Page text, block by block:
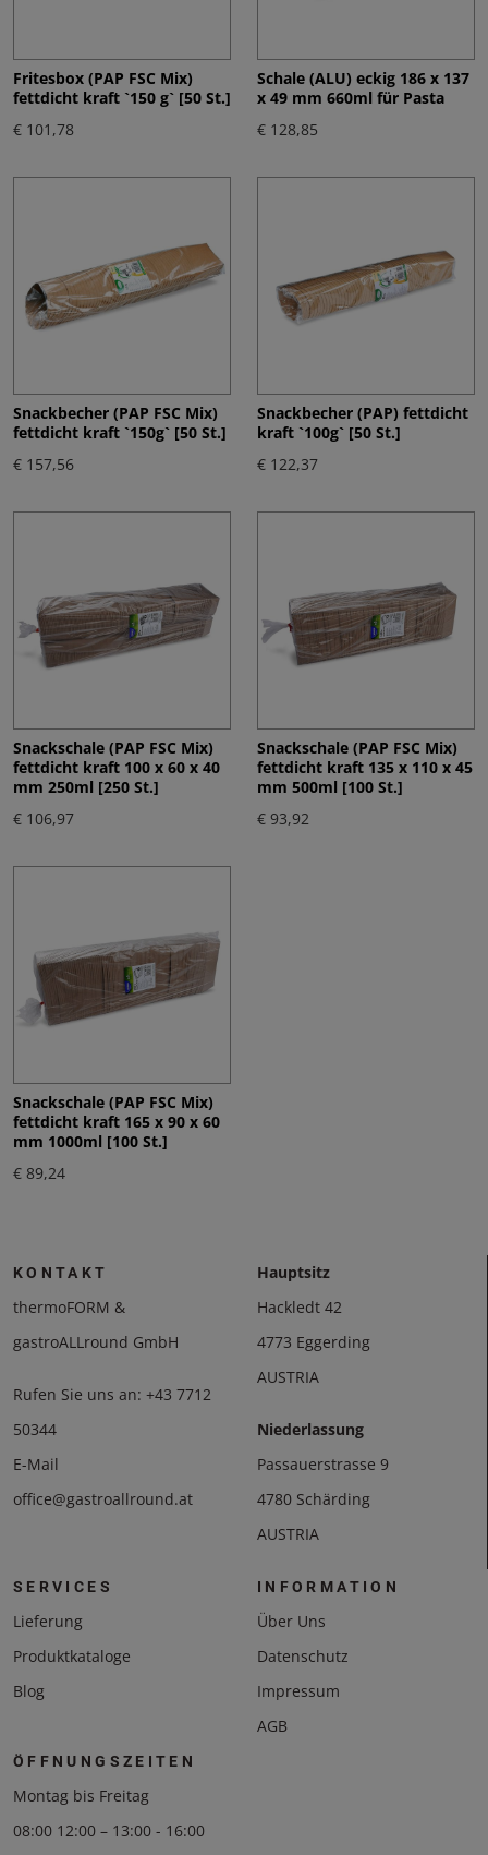
Fritesbox (PAP FSC Mix)
fettdicht kraft `150 g` [50 St.]
€ 101,78
Schale (ALU) eckig 186 x 137
x 49 mm 660ml für Pasta
€ 128,85
Snackbecher (PAP FSC Mix)
fettdicht kraft `150g` [50 St.]
€ 157,56
Snackbecher (PAP) fettdicht
kraft `100g` [50 St.]
€ 122,37
Snackschale (PAP FSC Mix)
fettdicht kraft 100 x 60 x 40
mm 250ml [250 St.]
€ 106,97
Snackschale (PAP FSC Mix)
fettdicht kraft 135 x 110 x 45
mm 500ml [100 St.]
€ 93,92
Snackschale (PAP FSC Mix)
fettdicht kraft 165 x 90 x 60
mm 1000ml [100 St.]
€ 89,24
KONTAKT
thermoFORM &
gastroALLround GmbH
Rufen Sie uns an: +43 7712
50344
E-Mail
office@gastroallround.at
Hauptsitz
Hackledt 42
4773 Eggerding
AUSTRIA
Niederlassung
Passauerstrasse 9
4780 Schärding
AUSTRIA
SERVICES
Lieferung
Produktkataloge
Blog
INFORMATION
Über Uns
Datenschutz
Impressum
AGB
ÖFFNUNGSZEITEN
Montag bis Freitag
08:00 12:00 – 13:00 - 16:00